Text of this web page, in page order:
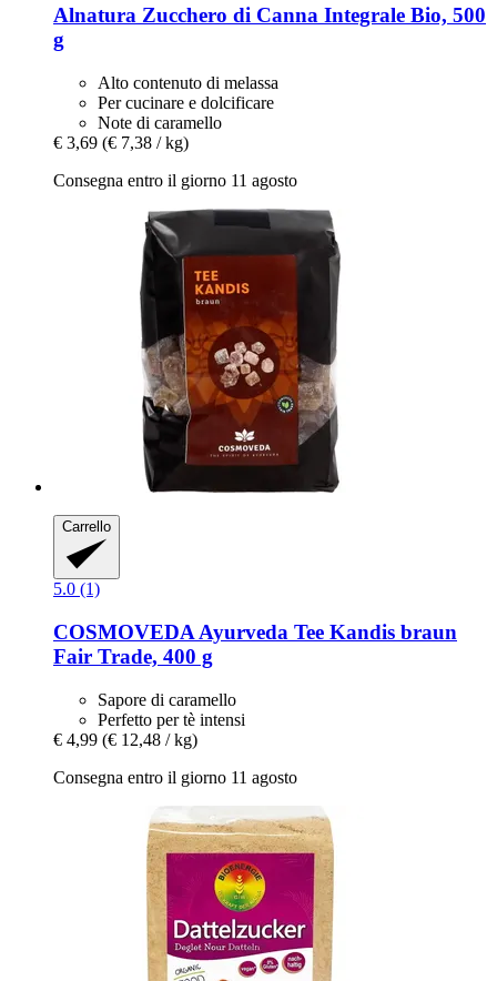
Alnatura Zucchero di Canna Integrale Bio, 500
g
Alto contenuto di melassa
Per cucinare e dolcificare
Note di caramello
€ 3,69 (€ 7,38 / kg)
Consegna entro il giorno 11 agosto
Carrello
5.0 (1)
COSMOVEDA Ayurveda Tee Kandis braun
Fair Trade, 400 g
Sapore di caramello
Perfetto per tè intensi
€ 4,99 (€ 12,48 / kg)
Consegna entro il giorno 11 agosto